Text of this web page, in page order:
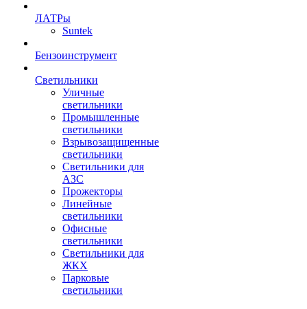
ЛАТРы
Suntek
Бензоинструмент
Светильники
Уличные
светильники
Промышленные
светильники
Взрывозащищенные
светильники
Светильники для
АЗС
Прожекторы
Линейные
светильники
Офисные
светильники
Светильники для
ЖКХ
Парковые
светильники